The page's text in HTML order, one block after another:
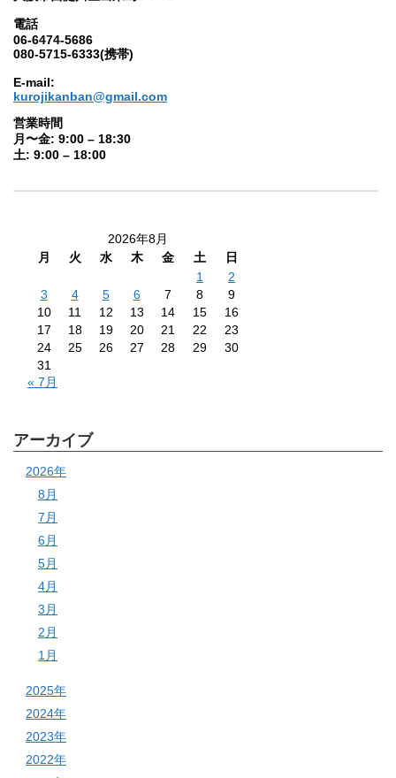
電話
06-6474-5686
080-5715-6333(携帯)
E-mail:
kurojikanban@gmail.com
営業時間
月〜金: 9:00 – 18:30
土: 9:00 – 18:00
2026年8月
月
火 水 木 金 土
日
1
2
3
4 5 6 7 8
9
10
11 12 13 14 15
16
17
18 19 20 21 22
23
24
25 26 27 28 29
30
31
« 7月
アーカイブ
2026年
8月
7月
6月
5月
4月
3月
2月
1月
2025年
2024年
2023年
2022年